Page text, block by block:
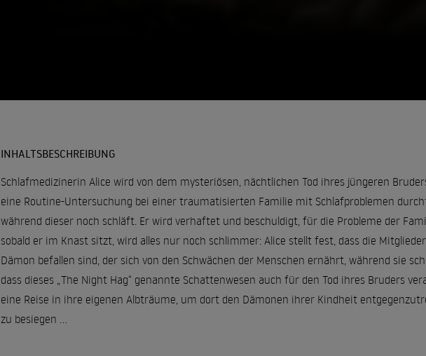
INHALTSBESCHREIBUNG
Schlafmedizinerin Alice wird von dem mysteriösen, nächtlichen Tod ihres jüngeren
eine Routine-Untersuchung bei einer traumatisierten Familie mit Schlafproblemen
während dieser noch schläft. Er wird verhaftet und beschuldigt, für die Probleme der
sobald er im Knast sitzt, wird alles nur noch schlimmer: Alice stellt fest, dass die
Dämon befallen sind, der sich von den Schwächen der Menschen ernährt, während sie
dass dieses „The Night Hag“ genannte Schattenwesen auch für den Tod ihres Bruders
eine Reise in ihre eigenen Albträume, um dort den Dämonen ihrer Kindheit
zu besiegen …